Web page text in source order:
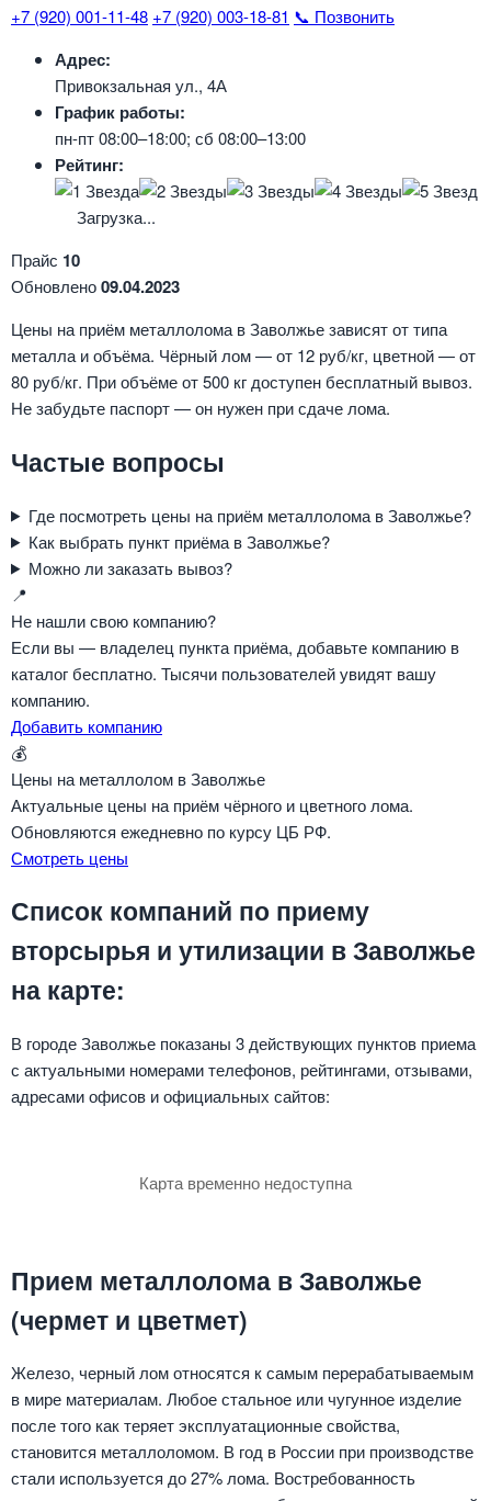
+7 (920) 001-11-48 +7 (920) 003-18-81 📞 Позвонить
Адрес:
Привокзальная ул., 4А
График работы:
пн-пт 08:00–18:00; сб 08:00–13:00
Рейтинг:
Загрузка...
Прайс 10
Обновлено09.04.2023
Цены на приём металлолома в Заволжье зависят от типа
металла и объёма. Чёрный лом — от 12 руб/кг, цветной — от
80 руб/кг. При объёме от 500 кг доступен бесплатный вывоз.
Не забудьте паспорт — он нужен при сдаче лома.
Частые вопросы
Где посмотреть цены на приём металлолома в Заволжье?
Как выбрать пункт приёма в Заволжье?
Можно ли заказать вывоз?
📍
Не нашли свою компанию?
Если вы — владелец пункта приёма, добавьте компанию в
каталог бесплатно. Тысячи пользователей увидят вашу
компанию.
Добавить компанию
💰
Цены на металлолом в Заволжье
Актуальные цены на приём чёрного и цветного лома.
Обновляются ежедневно по курсу ЦБ РФ.
Смотреть цены
Список компаний по приему
вторсырья и утилизации в Заволжье
на карте:
В городе Заволжье показаны 3 действующих пунктов приема
с актуальными номерами телефонов, рейтингами, отзывами,
адресами офисов и официальных сайтов:
Карта временно недоступна
Прием металлолома в Заволжье
(чермет и цветмет)
Железо, черный лом относятся к самым перерабатываемым
в мире материалам. Любое стальное или чугунное изделие
после того как теряет эксплуатационные свойства,
становится металлоломом. В год в России при производстве
стали используется до 27% лома. Востребованность